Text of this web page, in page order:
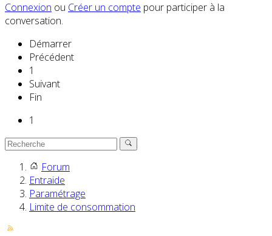
Connexion ou Créer un compte pour participer à la
conversation.
Démarrer
Précédent
1
Suivant
Fin
1
Forum
Entraide
Paramétrage
Limite de consommation